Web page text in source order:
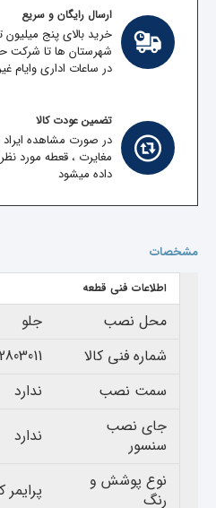
ارسال رایگان و سریع
خرید بالای پنج میلیون
در ساعات اداری وایام
تضمین عودت کالا
در صورت مشاهده ایراد
مغایرت ، قعطه مورد
داده میشود
مشخصات
اطلاعات فنی قطعه
محل نصب
جلو
شماره فنی کالا
سمت نصب
ندارد
جای نصب
سنسور
ندارد
نوع پوشش و
رنگ